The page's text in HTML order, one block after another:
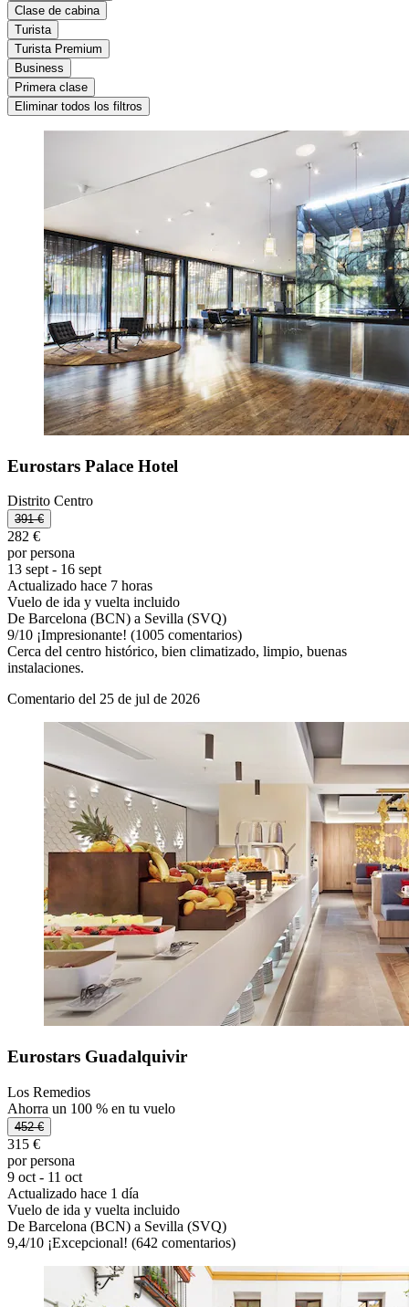
Clase de cabina
Turista
Turista Premium
Business
Primera clase
Eliminar todos los filtros
Eurostars Palace Hotel
Distrito Centro
391 €
282 €
por persona
13 sept - 16 sept
Actualizado hace 7 horas
Vuelo de ida y vuelta incluido
De Barcelona (BCN) a Sevilla (SVQ)
9/10 ¡Impresionante! (1005 comentarios)
Cerca del centro histórico, bien climatizado, limpio, buenas
instalaciones.
Comentario del 25 de jul de 2026
Eurostars Guadalquivir
Los Remedios
Ahorra un 100 % en tu vuelo
452 €
315 €
por persona
9 oct - 11 oct
Actualizado hace 1 día
Vuelo de ida y vuelta incluido
De Barcelona (BCN) a Sevilla (SVQ)
9,4/10 ¡Excepcional! (642 comentarios)